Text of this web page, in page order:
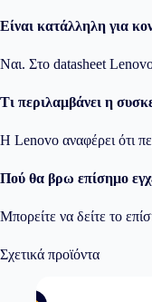
Είναι κατάλληλη για
Ναι. Στο datasheet
Τι περιλαμβάνει η
Η Lenovo αναφέρει ότι
Πού θα βρω επίσημο
Μπορείτε να δείτε το
Σχετικά προϊόντα